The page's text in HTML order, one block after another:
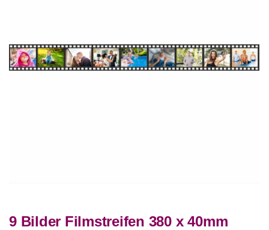
9 Bilder Filmstreifen 380 x 40mm